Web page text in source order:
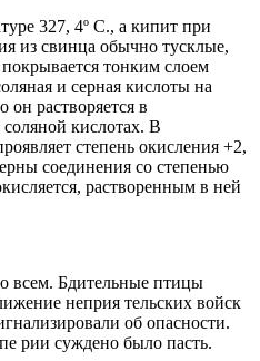
327, 4º С., а кипит при
из свинца обычно тусклые,
тонким слоем
и серная кислоты на
он растворяется в
кислотах. В
степень окисления +2,
соединения со степенью
растворенным в ней
всем. Бдительные птицы
неприя тельских войск
об опасности.
рии суждено было пасть.